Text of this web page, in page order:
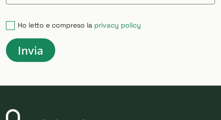
Ho letto e compreso la privacy policy